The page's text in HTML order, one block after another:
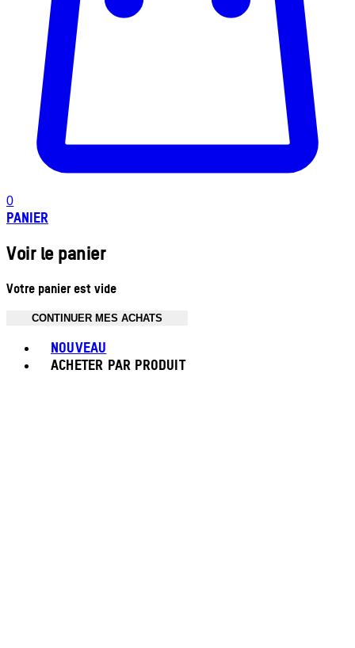
0
PANIER
Voir le panier
Votre panier est vide
CONTINUER MES ACHATS
NOUVEAU
ACHETER PAR PRODUIT